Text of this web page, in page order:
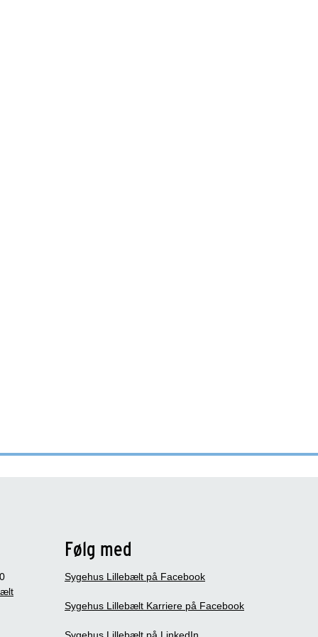
Følg med
Sygehus Lillebælt på Facebook
Sygehus Lillebælt Karriere på Facebook